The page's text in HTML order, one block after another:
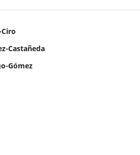
Castañeda
Gómez